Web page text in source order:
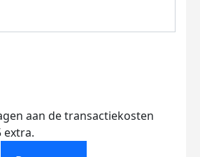
aan de transactiekosten
extra.